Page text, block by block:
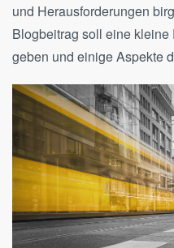
und Herausforderungen
Blogbeitrag soll eine
geben und einige Aspekte